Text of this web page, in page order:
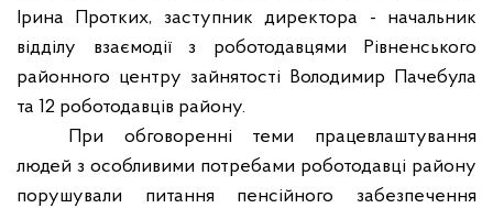
Ірина Протких, заступник директора - начальник
відділу взаємодії з роботодавцями Рівненського
районного центру зайнятості Володимир Пачебула
та 12 роботодавців району.
При обговоренні теми працевлаштування
людей з особливими потребами роботодавці району
порушували питання пенсійного забезпечення